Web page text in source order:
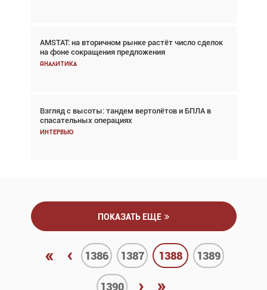
AMSTAT: на вторичном рынке растёт число сделок
на фоне сокращения предложения
Аналитика
Взгляд с высоты: тандем вертолётов и БПЛА в
спасательных операциях
Интервью
Проблемы с цепочками поставок сохраняются
Аналитика
Частный самолёт – это актив. Подходите к
покупке соответствующим образом
Интервью
ПОКАЗАТЬ ЕЩЕ
« ‹ 1386 1387 1388 1389
1390 › »